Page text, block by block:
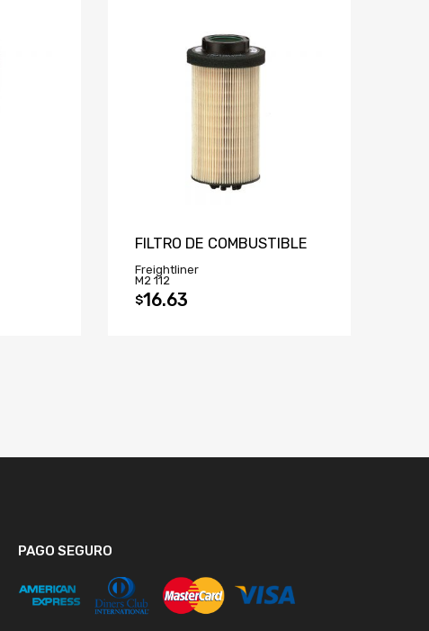
FILTRO DE COMBUSTIBLE
Freightliner
M2 112
$16.63
PAGO SEGURO